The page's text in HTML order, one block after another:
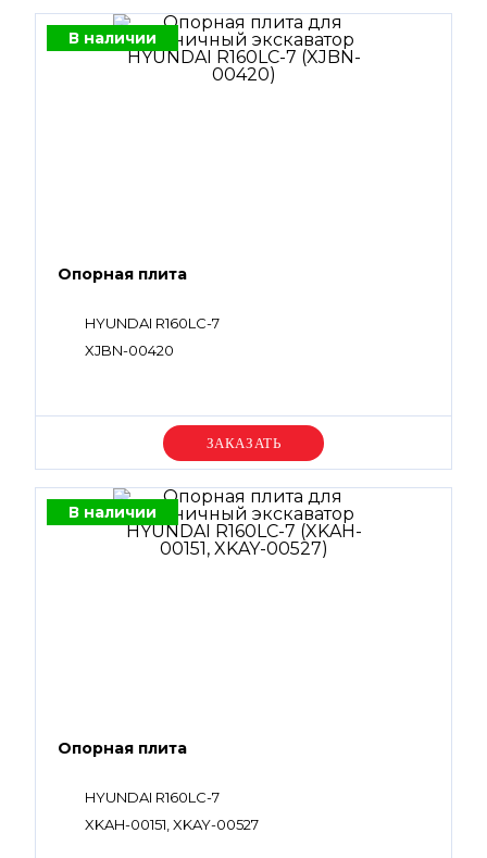
В наличии
Опорная плита
HYUNDAI R160LC-7
XJBN-00420
Уточняйте цену
В наличии
Опорная плита
HYUNDAI R160LC-7
XKAH-00151, XKAY-00527